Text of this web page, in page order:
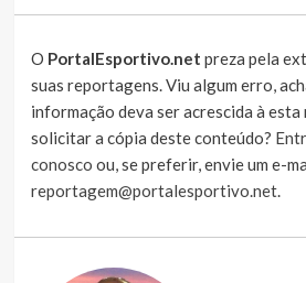
O PortalEsportivo.net preza pela
suas reportagens. Viu algum erro,
informação deva ser acrescida à
solicitar a cópia deste conteúdo?
conosco ou, se preferir, envie um e-
reportagem@portalesportivo.net.